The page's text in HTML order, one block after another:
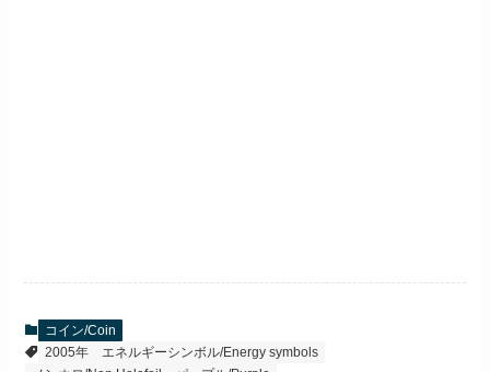
コイン/Coin
2005年
エネルギーシンボル/Energy symbols